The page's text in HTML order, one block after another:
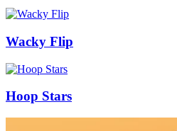
Wacky Flip
Hoop Stars